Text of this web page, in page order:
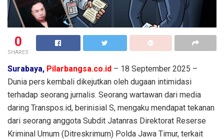
0
SHARES
Surabaya, Pilarbangsa.co.id – 18 September 2025 –
Dunia pers kembali dikejutkan oleh dugaan intimidasi
terhadap seorang jurnalis. Seorang wartawan dari media
daring Transpos.id, berinisial S, mengaku mendapat tekanan
dari seorang anggota Subdit Jatanras Direktorat Reserse
Kriminal Umum (Ditreskrimum) Polda Jawa Timur, terkait